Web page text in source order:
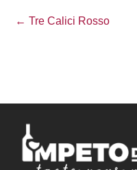
← Tre Calici Rosso